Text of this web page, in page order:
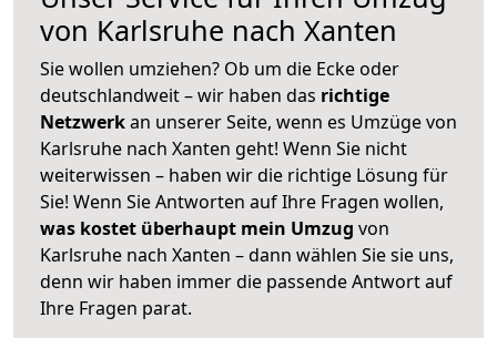
von Karlsruhe nach Xanten
Sie wollen umziehen? Ob um die Ecke oder
deutschlandweit – wir haben das richtige
Netzwerkan unserer Seite, wenn es Umzüge von
Karlsruhe nach Xanten geht! Wenn Sie nicht
weiterwissen – haben wir die richtige Lösung für
Sie! Wenn Sie Antworten auf Ihre Fragen wollen,
was kostet überhaupt mein Umzug von
Karlsruhe nach Xanten – dann wählen Sie sie uns,
denn wir haben immer die passende Antwort auf
Ihre Fragen parat.